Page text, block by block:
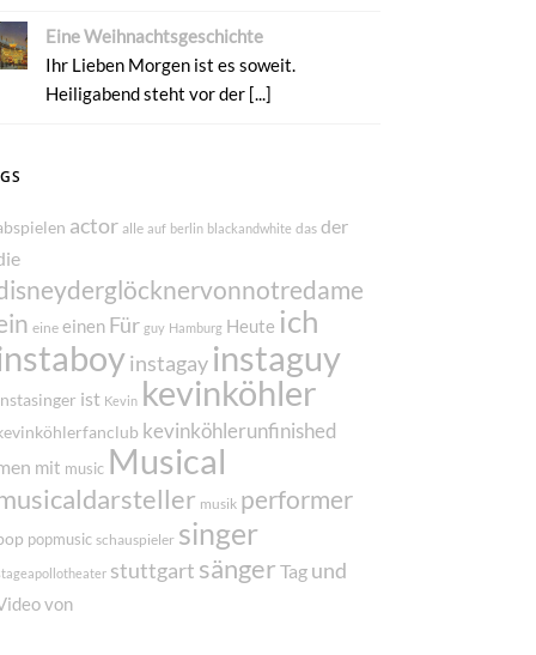
Eine Weihnachtsgeschichte
Ihr Lieben Morgen ist es soweit.
Heiligabend steht vor der [...]
actor alle auf berlin blackandwhite das der
eine einen Für guy Hamburg Heute ich
instagay instaguy
ist Kevin kevinköhler
kevinköhlerunfinished
mit music Musical
musik performer
popmusic schauspieler singer
stuttgart sänger Tag und
von